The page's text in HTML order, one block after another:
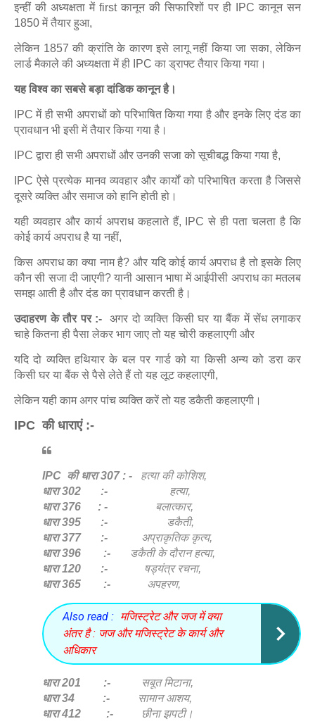
इन्हीं की अध्यक्षता में first कानून की सिफारिशों पर ही IPC कानून सन
1850 में तैयार हुआ,
लेकिन 1857 की क्रांति के कारण इसे लागू नहीं किया जा सका, लेकिन
लार्ड मैकाले की अध्यक्षता में ही IPC का ड्राफ्ट तैयार किया गया।
यह विश्व का सबसे बड़ा दांडिक कानून है।
IPC में ही सभी अपराधों को परिभाषित किया गया है और इनके लिए दंड का
प्रावधान भी इसी में तैयार किया गया है।
IPC द्वारा ही सभी अपराधों और उनकी सजा को सूचीबद्ध किया गया है,
IPC ऐसे प्रत्येक मानव व्यवहार और कार्यों को परिभाषित करता है जिससे
दूसरे व्यक्ति और समाज को हानि होती हो।
यही व्यवहार और कार्य अपराध कहलाते हैं, IPC से ही पता चलता है कि
कोई कार्य अपराध है या नहीं,
किस अपराध का क्या नाम है? और यदि कोई कार्य अपराध है तो इसके लिए
कौन सी सजा दी जाएगी? यानी आसान भाषा में आईपीसी अपराध का मतलब
समझ आती है और दंड का प्रावधान करती है।
उदाहरण के तौर पर :-
अगर दो व्यक्ति किसी घर या बैंक में सेंध लगाकर
चाहे कितना ही पैसा लेकर भाग जाए तो यह चोरी कहलाएगी और
यदि दो व्यक्ति हथियार के बल पर गार्ड को या किसी अन्य को डरा कर
किसी घर या बैंक से पैसे लेते हैं तो यह लूट कहलाएगी,
लेकिन यही काम अगर पांच व्यक्ति करें तो यह डकैती कहलाएगी।
IPC की धाराएं :-
IPC की धारा 307 : - हत्या की कोशिश,
धारा 302 :-
हत्या,
धारा 376 : -
बलात्कार,
धारा 395 :-
डकैती,
धारा 377 :- अप्राकृतिक कृत्य,
धारा 396 :-
डकैती के दौरान हत्या,
धारा 120 :-
षड्यंत्र रचना,
धारा 365 :- अपहरण,
Also read : मजिस्ट्रेट और जज में क्या
अंतर है : जज और मजिस्ट्रेट के कार्य और
अधिकार
धारा 201 :-
सबूत मिटाना,
धारा 34 :-
सामान आशय,
धारा 412 :-
छीना झपटी।